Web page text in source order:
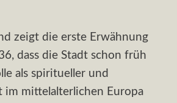
zeigt die erste Erwähnung
dass die Stadt schon früh
als spiritueller und
im mittelalterlichen Europa